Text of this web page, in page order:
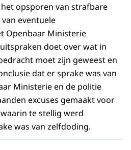
opsporen van strafbare
eventuele
Openbaar Ministerie
doet over wat in
moet zijn geweest en
dat er sprake was van
Ministerie en de politie
excuses gemaakt voor
te stellig werd
was van zelfdoding.